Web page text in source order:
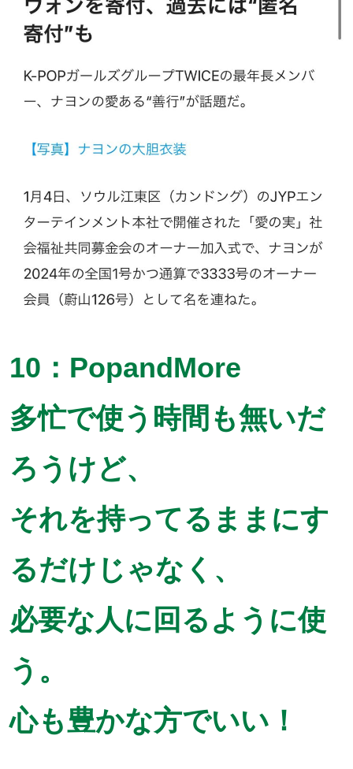
10：PopandMore
多忙で使う時間も無いだ
ろうけど、
それを持ってるままにす
るだけじゃなく、
必要な人に回るように使
う。
心も豊かな方でいい！